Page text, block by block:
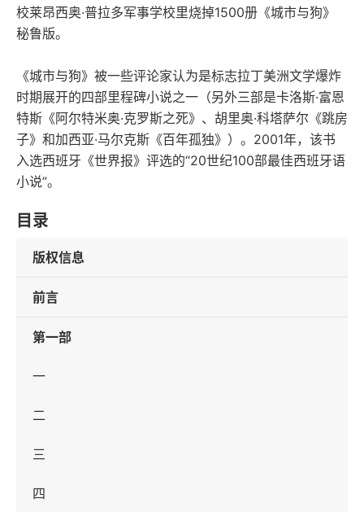
校莱昂西奥·普拉多军事学校里烧掉1500册《城市与狗》
秘鲁版。
《城市与狗》被一些评论家认为是标志拉丁美洲文学爆炸
时期展开的四部里程碑小说之一（另外三部是卡洛斯·富恩
特斯《阿尔特米奥·克罗斯之死》、胡里奥·科塔萨尔《跳房
子》和加西亚·马尔克斯《百年孤独》）。2001年，该书
入选西班牙《世界报》评选的“20世纪100部最佳西班牙语
小说”。
目录
版权信息
前言
第一部
一
二
三
四